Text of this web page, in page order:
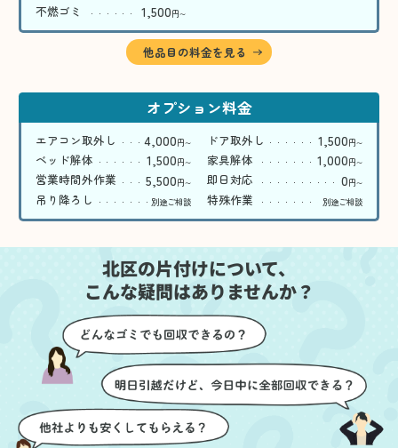
不燃ゴミ 1,500円〜
他品目の料金を見る
オプション料金
エアコン取外し 4,000円〜 ドア取外し 1,500円〜
ベッド解体 1,500円〜 家具解体 1,000円〜
営業時間外作業 5,500円〜 即日対応 0円〜
吊り降ろし 別途ご相談 特殊作業 別途ご相談
北区の片付けについて、
こんな疑問はありませんか？